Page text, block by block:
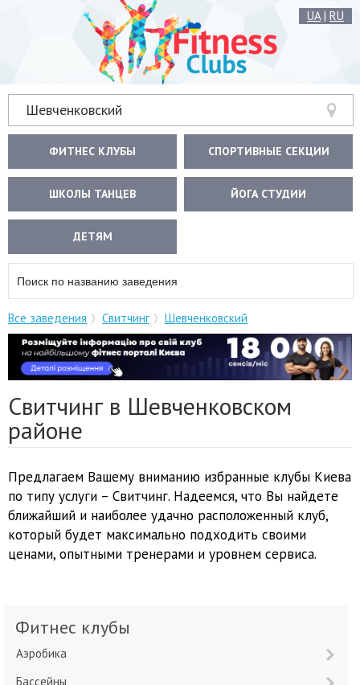
UA| RU
Шевченковский
ФИТНЕС КЛУБЫ СПОРТИВНЫЕ СЕКЦИИ
ШКОЛЫ ТАНЦЕВ ЙОГА СТУДИИ
ДЕТЯМ
Все заведения Свитчинг Шевченковский
Свитчинг в Шевченковском
районе
Предлагаем Вашему вниманию избранные клубы Киева
по типу услуги – Свитчинг. Надеемся, что Вы найдете
ближайший и наиболее удачно расположенный клуб,
который будет максимально подходить своими
ценами, опытными тренерами и уровнем сервиса.
Фитнес клубы
Аэробика
Бассейны